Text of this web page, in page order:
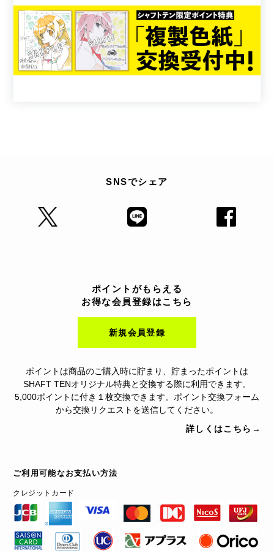
SNSでシェア
ポイントがもらえる
お得な会員登録はこちら
新規会員登録
ポイントは商品のご購入時に貯まり、貯まったポイントは
SHAFT TENオリジナル特典と交換する際に利用できます。
5,000ポイントに付き１枚交換できます。ポイント交換フォーム
から交換リクエストを送信してください。
詳しくはこちら→
ご利用可能なお支払い方法
クレジットカード